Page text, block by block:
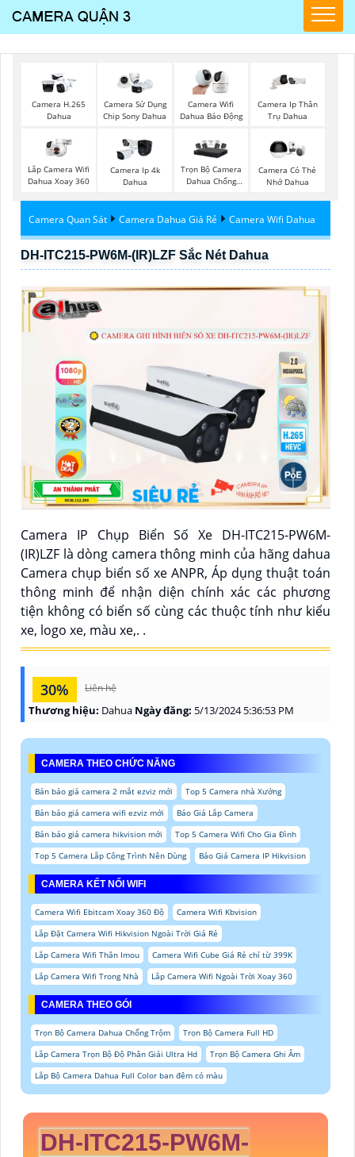
Camera H.265
Dahua
Camera Sử Dụng
Chip Sony Dahua
Camera Wifi
Dahua Báo Động
Camera Ip Thân
Trụ Dahua
Lắp Camera Wifi
Dahua Xoay 360
Camera Ip 4k
Dahua
Trọn Bộ Camera
Dahua Chống
Camera Có Thẻ
Nhớ Dahua
Camera Quan Sát Camera Dahua Giá Rẻ Camera Wifi Dahua
DH-ITC215-PW6M-(IR)LZF Sắc Nét Dahua
Camera IP Chụp Biển Số Xe DH-ITC215-PW6M-
(IR)LZF là dòng camera thông minh của hãng dahua
Camera chụp biển số xe ANPR, Áp dụng thuật toán
thông minh để nhận diện chính xác các phương
tiện không có biển số cùng các thuộc tính như kiểu
xe, logo xe, màu xe,. .
30% Liên hệ
Thương hiệu: Dahua Ngày đăng: 5/13/2024 5:36:53 PM
CAMERA THEO CHỨC NĂNG
Bản báo giá camera 2 mắt ezviz mới
Top 5 Camera nhà Xưởng
Bản báo giá camera wifi ezviz mới
Báo Giá Lắp Camera
Bản báo giá camera hikvision mới
Top 5 Camera Wifi Cho Gia Đình
Top 5 Camera Lắp Công Trình Nên Dùng
Báo Giá Camera IP Hikvision
CAMERA KẾT NỐI WIFI
Camera Wifi Ebitcam Xoay 360 Độ
Camera Wifi Kbvision
Lắp Đặt Camera Wifi Hikvision Ngoài Trời Giá Rẻ
Lắp Camera Wifi Thân Imou
Camera Wifi Cube Giá Rẻ chỉ từ 399K
Lắp Camera Wifi Trong Nhà
Lắp Camera Wifi Ngoài Trời Xoay 360
CAMERA THEO GÓI
Trọn Bộ Camera Dahua Chống Trộm
Trọn Bộ Camera Full HD
Lắp Camera Trọn Bộ Độ Phân Giải Ultra Hd
Trọn Bộ Camera Ghi Âm
Lắp Bộ Camera Dahua Full Color ban đêm có màu
DH-ITC215-PW6M-